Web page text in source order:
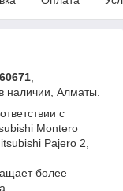
наличии, Алматы.
с
Montero
Pajero 2,
более